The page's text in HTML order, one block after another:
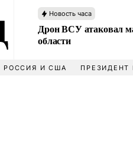
Новость часа
Дрон ВСУ атаковал
области
РОССИЯ И США ПРЕЗИДЕНТ